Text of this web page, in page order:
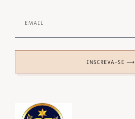
INSCREVA-SE ⟶